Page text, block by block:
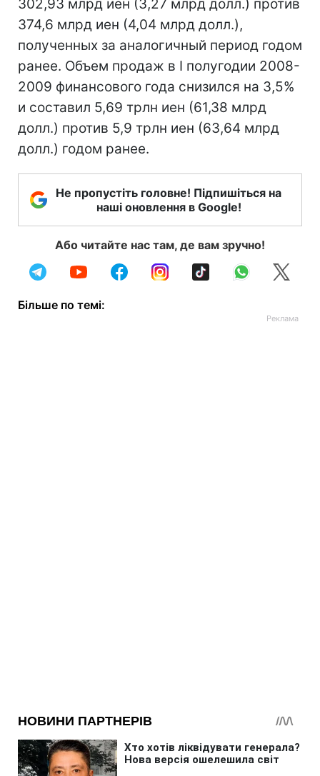
302,93 млрд иен (3,27 млрд долл.) против
374,6 млрд иен (4,04 млрд долл.),
полученных за аналогичный период годом
ранее. Объем продаж в I полугодии 2008-
2009 финансового года снизился на 3,5%
и составил 5,69 трлн иен (61,38 млрд
долл.) против 5,9 трлн иен (63,64 млрд
долл.) годом ранее.
Не пропустіть головне! Підпишіться на
наші оновлення в Google!
Або читайте нас там, де вам зручно!
Більше по темі: